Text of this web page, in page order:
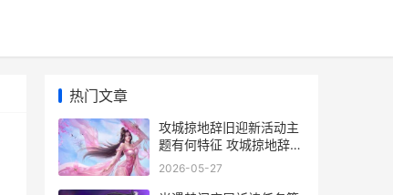
热门文章
攻城掠地辞旧迎新活动主
题有何特征 攻城掠地辞旧
迎新活动大奖怎么
2026-05-27